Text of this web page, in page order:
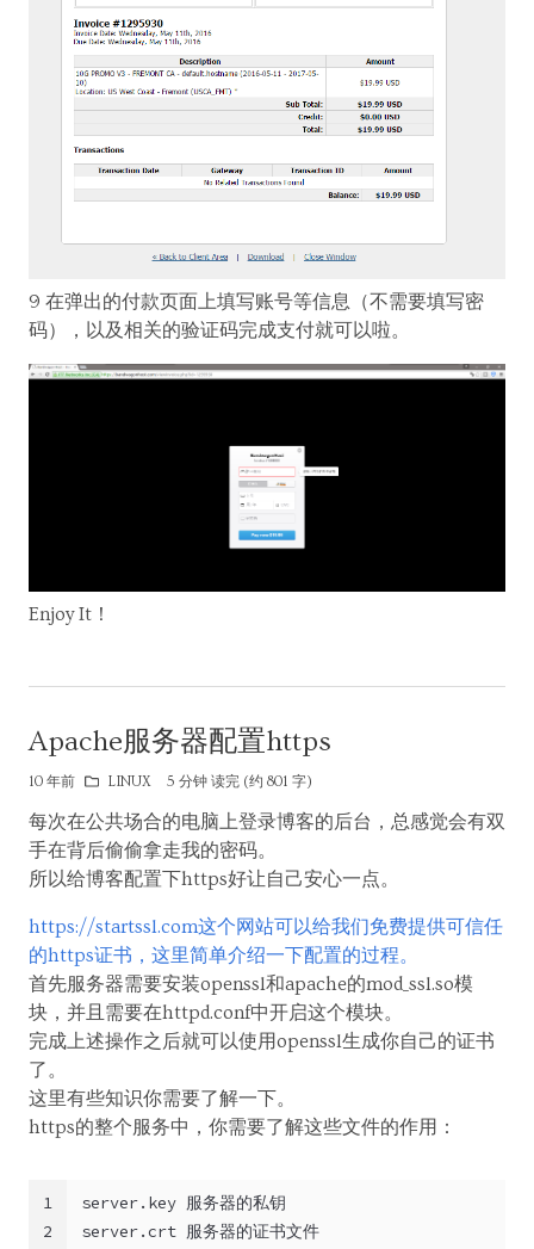
9 在弹出的付款页面上填写账号等信息（不需要填写密
码），以及相关的验证码完成支付就可以啦。
Enjoy It！
Apache服务器配置https
10 年前 LINUX 5 分钟 读完 (约 801 字)
每次在公共场合的电脑上登录博客的后台，总感觉会有双
手在背后偷偷拿走我的密码。
所以给博客配置下https好让自己安心一点。
https://startssl.com这个网站可以给我们免费提供可信任
的https证书，这里简单介绍一下配置的过程。
首先服务器需要安装openssl和apache的mod_ssl.so模
块，并且需要在httpd.conf中开启这个模块。
完成上述操作之后就可以使用openssl生成你自己的证书
了。
这里有些知识你需要了解一下。
https的整个服务中，你需要了解这些文件的作用：
1
2
server.key 服务器的私钥
server.crt 服务器的证书文件